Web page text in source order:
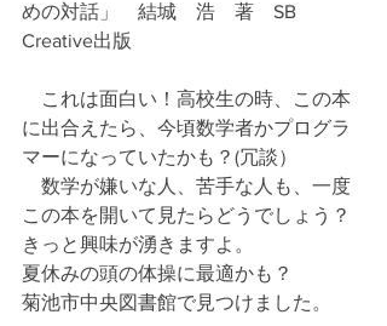
めの対話」　結城　浩　著　SB
Creative出版
これは面白い！高校生の時、この本
に出合えたら、今頃数学者かプログラ
マーになっていたかも？(冗談）
数学が嫌いな人、苦手な人も、一度
この本を開いて見たらどうでしょう？
きっと興味が湧きますよ。
夏休みの頭の体操に最適かも？
菊池市中央図書館で見つけました。